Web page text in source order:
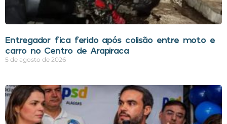
Entregador fica ferido após colisão entre moto e
carro no Centro de Arapiraca
5 de agosto de 2026